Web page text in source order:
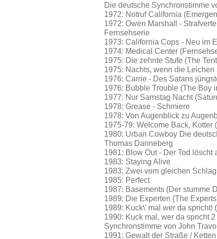
Die deutsche Synchronstimme
1972: Notruf California
1972: Owen Marshall -
Fernsehserie
1973: California Cops - Neu im
1974: Medical Center
1975: Die zehnte Stufe (The
1975: Nachts, wenn die
1976: Carrie - Des Satans
1976: Bubble Trouble (The Boy
1977: Nur Samstag Nacht
1978: Grease - Schmiere
1978: Von Augenblick zu
1975-79: Welcome Back, Kotter
1980: Urban Cowboy Die
Thomas Danneberg
1981: Blow Out - Der Tod löscht
1983: Staying Alive
1983: Zwei vom gleichen
1985: Perfect
1987: Basements (Der stumme
1989: Die Experten (The
1989: Kuck\' mal wer da spricht!
1990: Kuck mal, wer da spricht
Synchronstimme von John
1991: Gewalt der Straße /